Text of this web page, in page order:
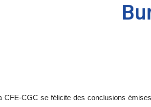
CFE-CGC se félicite des conclusions